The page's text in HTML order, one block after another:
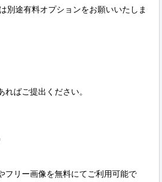
別途有料オプションをお願いいたしま
ばご提出ください。
リー画像を無料にてご利用可能で